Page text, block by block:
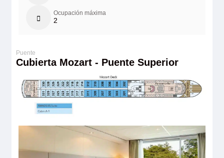
Ocupación máxima
2
Cubierta Mozart - Puente Superior